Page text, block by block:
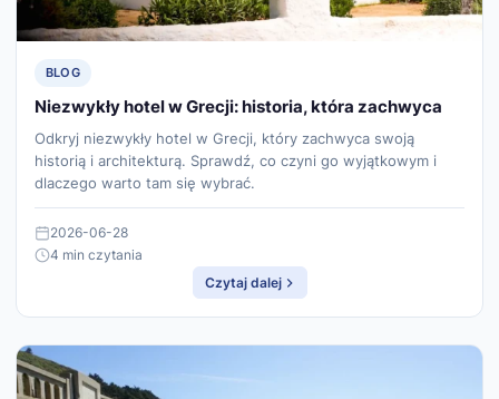
BLOG
Niezwykły hotel w Grecji: historia, która zachwyca
Odkryj niezwykły hotel w Grecji, który zachwyca swoją
historią i architekturą. Sprawdź, co czyni go wyjątkowym i
dlaczego warto tam się wybrać.
2026-06-28
4 min czytania
Czytaj dalej